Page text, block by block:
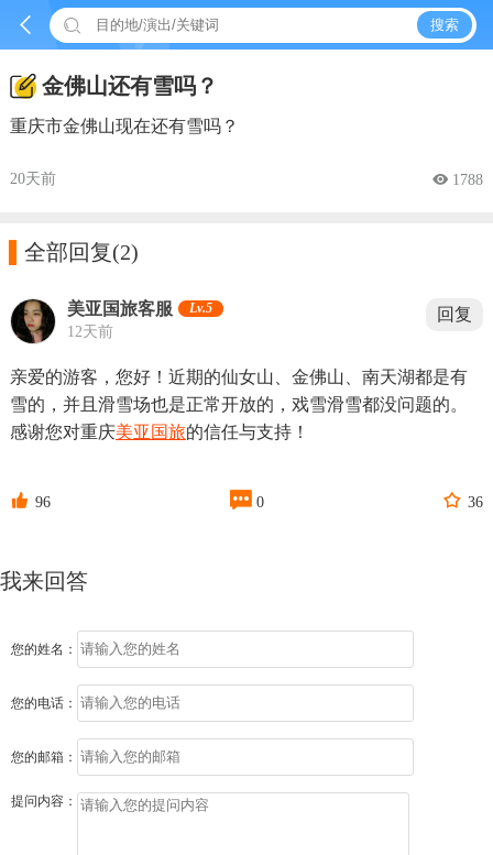
  搜索
金佛山还有雪吗？
重庆市金佛山现在还有雪吗？
20天前  1788
全部回复(2)
美亚国旅客服 Lv.5
12天前
回复
亲爱的游客，您好！近期的仙女山、金佛山、南天湖都是有
雪的，并且滑雪场也是正常开放的，戏雪滑雪都没问题的。
感谢您对重庆美亚国旅的信任与支持！
 96  0  36
我来回答
您的姓名：
您的电话：
您的邮箱：
提问内容：